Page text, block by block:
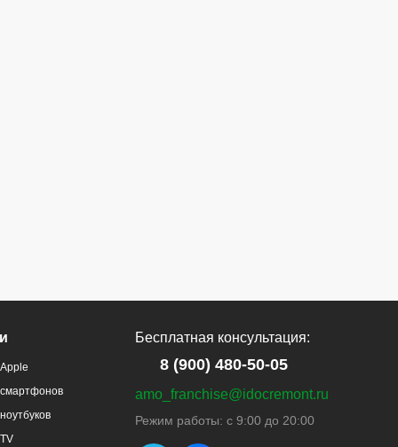
Бесплатная консультация:
8 (900) 480-50-05
amo_franchise@idocremont.ru
Режим работы: с 9:00 до 20:00